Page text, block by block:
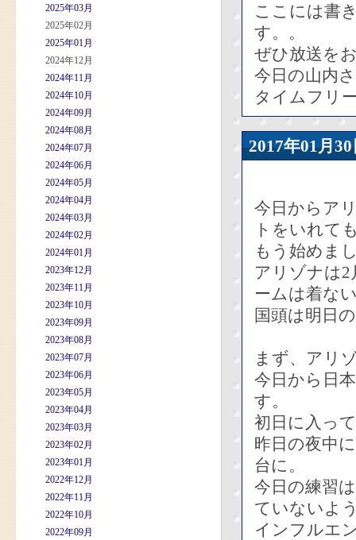
2025年03月
2025年02月
2025年01月
2024年12月
2024年11月
2024年10月
2024年09月
2024年08月
2024年07月
2024年06月
2024年05月
2024年04月
2024年03月
2024年02月
2024年01月
2023年12月
2023年11月
2023年10月
2023年09月
2023年08月
2023年07月
2023年06月
2023年05月
2023年04月
2023年03月
2023年02月
2023年01月
2022年12月
2022年11月
2022年10月
2022年09月
ここには書
す。。
ぜひ放送を
今日の山内
タイムフリ
2017年01
今日からア
トをいれて
もう始めま
アリゾナは
ームは着な
国頭は明日
まず、アリ
今日から日
す。
初日に入っ
昨日の夜中
台に。
今日の練習
ていないよ
インフルエ